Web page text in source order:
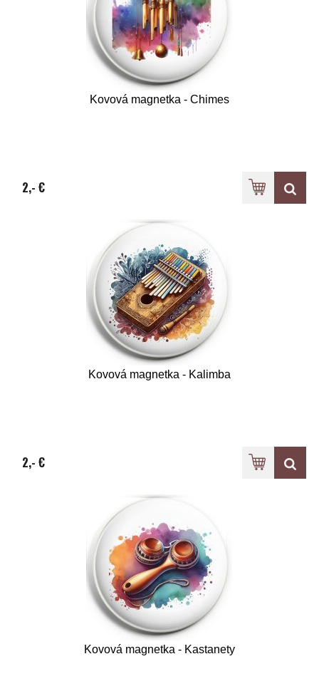
Kovová magnetka - Chimes
2,- €
Kovová magnetka - Kalimba
2,- €
Kovová magnetka - Kastanety